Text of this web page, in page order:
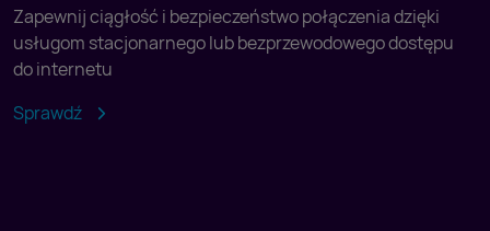
Zapewnij ciągłość i bezpieczeństwo połączenia dzięki
usługom stacjonarnego lub bezprzewodowego dostępu
do internetu
Sprawdź